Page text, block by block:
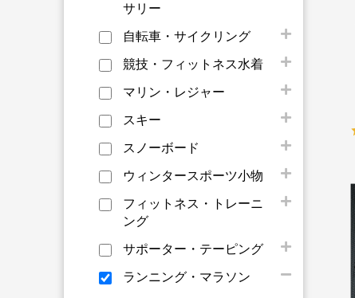
サリー
自転車・サイクリング
競技・フィットネス水着
マリン・レジャー
スキー
スノーボード
ウィンタースポーツ小物
フィットネス・トレーニ
ング
サポーター・テーピング
ランニング・マラソン